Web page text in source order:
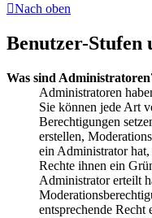
Nach oben
Benutzer-Stufen
Was sind
Administratoren
Sie können jede Art
Berechtigungen
erstellen,
ein Administrator
Rechte ihnen ein
Administrator erteilt
entsprechende Recht